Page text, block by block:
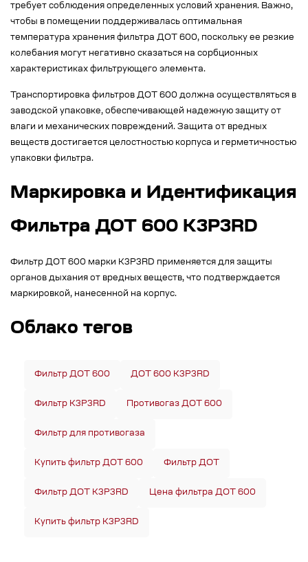
требует соблюдения определенных условий хранения. Важно,
чтобы в помещении поддерживалась оптимальная
температура хранения фильтра ДОТ 600, поскольку ее резкие
колебания могут негативно сказаться на сорбционных
характеристиках фильтрующего элемента.
Транспортировка фильтров ДОТ 600 должна осуществляться в
заводской упаковке, обеспечивающей надежную защиту от
влаги и механических повреждений. Защита от вредных
веществ достигается целостностью корпуса и герметичностью
упаковки фильтра.
Маркировка и Идентификация
Фильтра ДОТ 600 К3Р3RD
Фильтр ДОТ 600 марки К3Р3RD применяется для защиты
органов дыхания от вредных веществ, что подтверждается
маркировкой, нанесенной на корпус.
Облако тегов
Фильтр ДОТ 600 ДОТ 600 К3Р3RD
Фильтр К3Р3RD Противогаз ДОТ 600
Фильтр для противогаза
Купить фильтр ДОТ 600 Фильтр ДОТ
Фильтр ДОТ К3Р3RD Цена фильтра ДОТ 600
Купить фильтр К3Р3RD